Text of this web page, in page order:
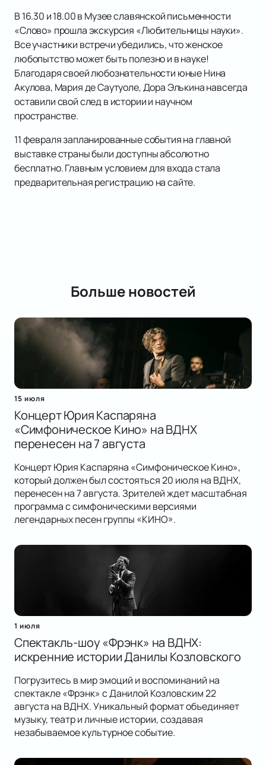
В 16.30 и 18.00 в Музее славянской письменности
«Слово» прошла экскурсия «Любительницы науки».
Все участники встречи убедились, что женское
любопытство может быть полезно и в науке!
Благодаря своей любознательности юные Нина
Акулова, Мария де Саутуоле, Дора Элькина навсегда
оставили свой след в истории и научном
пространстве.
11 февраля запланированные события на главной
выставке страны были доступны абсолютно
бесплатно. Главным условием для входа стала
предварительная регистрацию на сайте.
Больше новостей
15 июля
Концерт Юрия Каспаряна
«Симфоническое Кино» на ВДНХ
перенесен на 7 августа
Концерт Юрия Каспаряна «Симфоническое Кино»,
который должен был состояться 20 июля на ВДНХ,
перенесен на 7 августа. Зрителей ждет масштабная
программа с симфоническими версиями
легендарных песен группы «КИНО».
1 июля
Спектакль-шоу «Фрэнк» на ВДНХ:
искренние истории Данилы Козловского
Погрузитесь в мир эмоций и воспоминаний на
спектакле «Фрэнк» с Данилой Козловским 22
августа на ВДНХ. Уникальный формат объединяет
музыку, театр и личные истории, создавая
незабываемое культурное событие.